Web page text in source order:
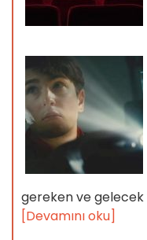
gereken ve
[Devamını oku]